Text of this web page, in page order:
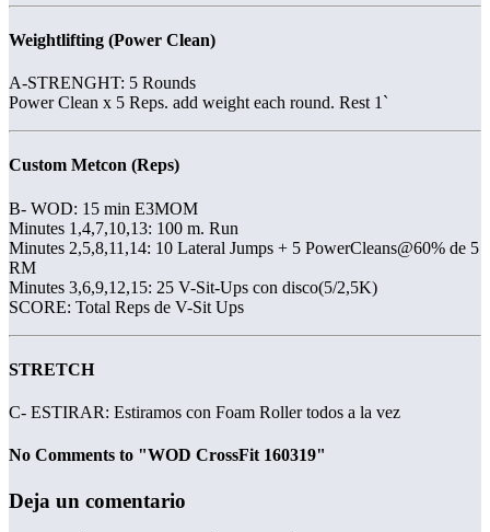
Weightlifting (Power Clean)
A-STRENGHT: 5 Rounds
Power Clean x 5 Reps. add weight each round. Rest 1`
Custom Metcon (Reps)
B- WOD: 15 min E3MOM
Minutes 1,4,7,10,13: 100 m. Run
Minutes 2,5,8,11,14: 10 Lateral Jumps + 5 PowerCleans@60% de 5
RM
Minutes 3,6,9,12,15: 25 V-Sit-Ups con disco(5/2,5K)
SCORE: Total Reps de V-Sit Ups
STRETCH
C- ESTIRAR: Estiramos con Foam Roller todos a la vez
No Comments to "WOD CrossFit 160319"
Deja un comentario